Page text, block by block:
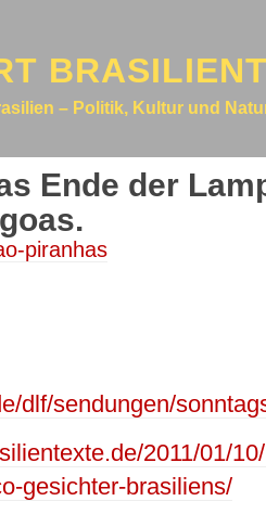
– Politik, Kultur und
Ende der
piranhas
dlf/sendungen/
2011/01/
gesichter-brasiliens/